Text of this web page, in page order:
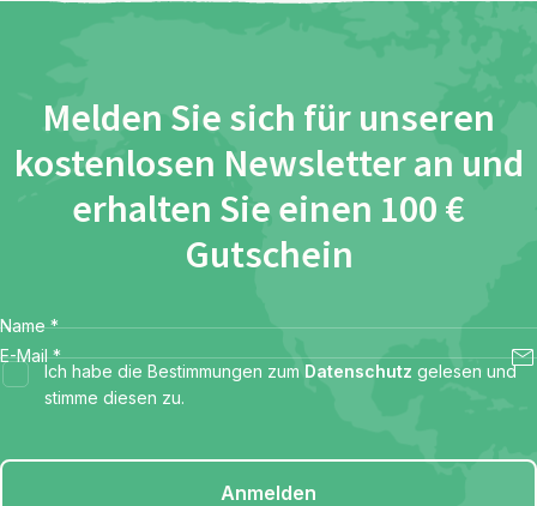
Melden Sie sich für unseren
kostenlosen Newsletter an und
erhalten Sie einen 100 €
Gutschein
Name *
E-Mail *
Ich habe die Bestimmungen zum Datenschutz gelesen und
stimme diesen zu.
Anmelden